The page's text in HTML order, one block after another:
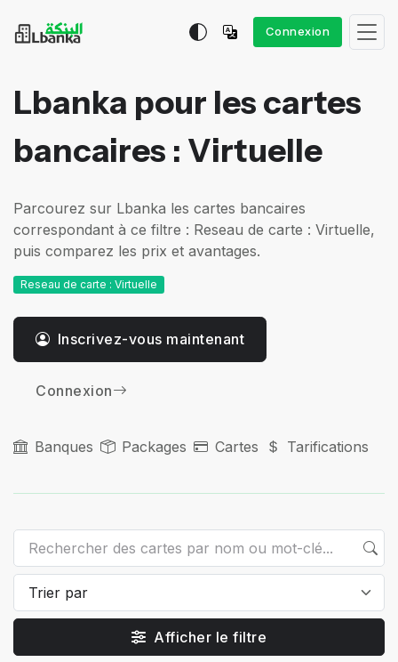
Connexion
Lbanka pour les cartes
bancaires : Virtuelle
Parcourez sur Lbanka les cartes bancaires
correspondant à ce filtre : Reseau de carte : Virtuelle,
puis comparez les prix et avantages.
Reseau de carte : Virtuelle
Inscrivez-vous maintenant
Connexion
Banques Packages Cartes Tarifications
Afficher le filtre